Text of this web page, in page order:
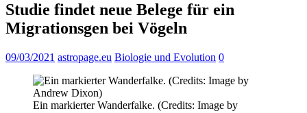
Studie findet neue Belege für ein
Migrationsgen bei Vögeln
09/03/2021 astropage.eu Biologie und Evolution 0
Ein markierter Wanderfalke. (Credits: Image by